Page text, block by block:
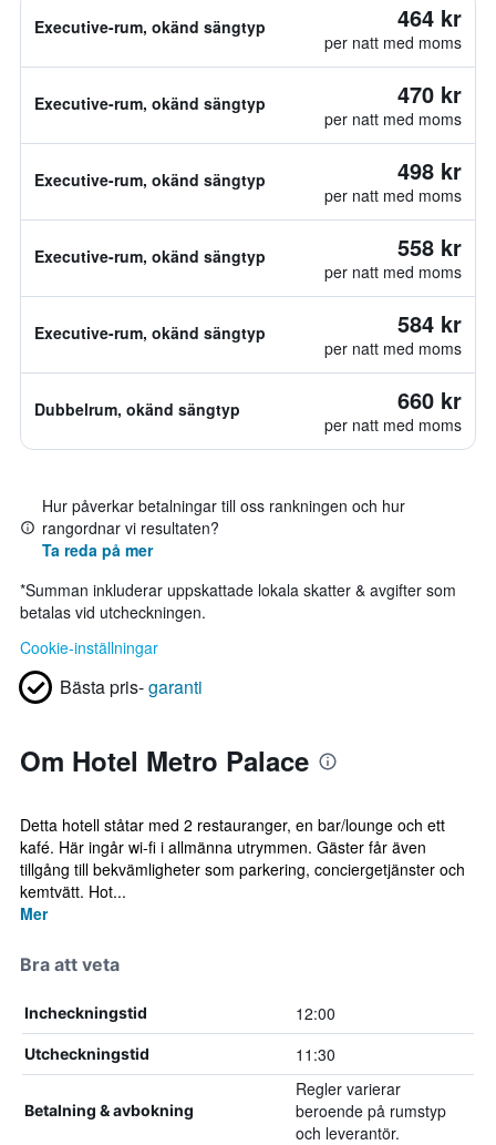
Executive-rum, okänd sängtyp 464 kr
per natt med moms
Executive-rum, okänd sängtyp 470 kr
per natt med moms
Executive-rum, okänd sängtyp 498 kr
per natt med moms
Executive-rum, okänd sängtyp 558 kr
per natt med moms
Executive-rum, okänd sängtyp 584 kr
per natt med moms
Dubbelrum, okänd sängtyp 660 kr
per natt med moms
Hur påverkar betalningar till oss rankningen och hur
rangordnar vi resultaten?
Ta reda på mer
*Summan inkluderar uppskattade lokala skatter & avgifter som
betalas vid utcheckningen.
Cookie-inställningar
Bästa pris-garanti
Om Hotel Metro Palace
Detta hotell ståtar med 2 restauranger, en bar/lounge och ett
kafé. Här ingår wi-fi i allmänna utrymmen. Gäster får även
tillgång till bekvämligheter som parkering, conciergetjänster och
kemtvätt. Hot...
Mer
Bra att veta
Incheckningstid 12:00
Utcheckningstid 11:30
Betalning & avbokning
Regler varierar
beroende på rumstyp
och leverantör.